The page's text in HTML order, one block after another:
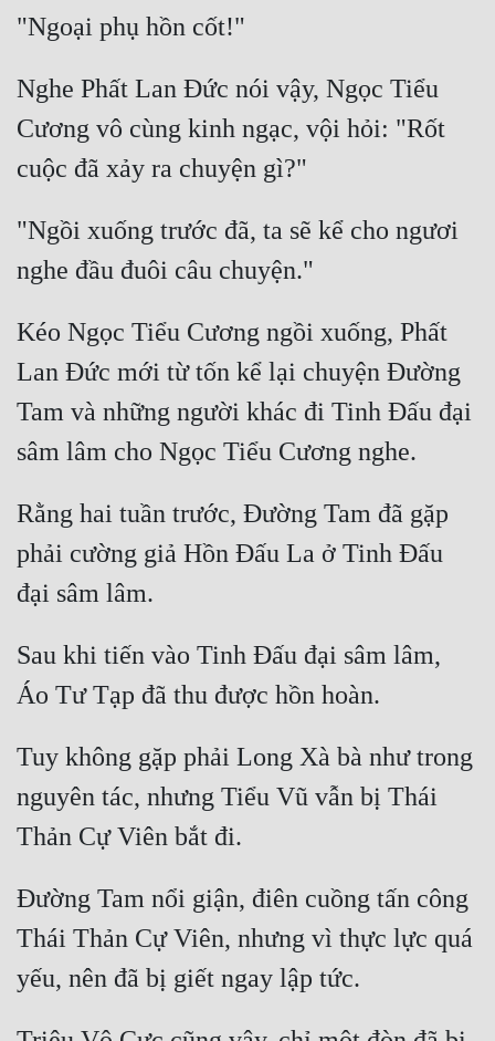
Nghe Phất Lan Đức nói vậy, Ngọc Tiểu
Cương vô cùng kinh ngạc, vội hỏi: "Rốt
"Ngồi xuống trước đã, ta sẽ kể cho ngươi
Kéo Ngọc Tiểu Cương ngồi xuống, Phất
Lan Đức mới từ tốn kể lại chuyện Đường
Tam và những người khác đi Tinh Đấu đại
Rằng hai tuần trước, Đường Tam đã gặp
phải cường giả Hồn Đấu La ở Tinh Đấu
Sau khi tiến vào Tinh Đấu đại sâm lâm,
Tuy không gặp phải Long Xà bà như trong
nguyên tác, nhưng Tiểu Vũ vẫn bị Thái
Đường Tam nổi giận, điên cuồng tấn công
Thái Thản Cự Viên, nhưng vì thực lực quá